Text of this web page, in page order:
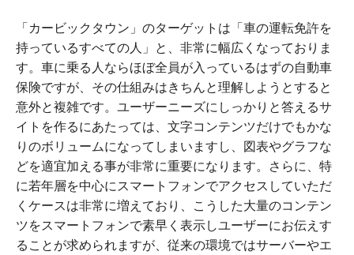
「カービックタウン」のターゲットは「車の運転免許を
持っているすべての人」と、非常に幅広くなっておりま
す。車に乗る人ならほぼ全員が入っているはずの自動車
保険ですが、その仕組みはきちんと理解しようとすると
意外と複雑です。ユーザーニーズにしっかりと答えるサ
イトを作るにあたっては、文字コンテンツだけでもかな
りのボリュームになってしまいますし、図表やグラフな
どを適宜加える事が非常に重要になります。さらに、特
に若年層を中心にスマートフォンでアクセスしていただ
くケースは非常に増えており、こうした大量のコンテン
ツをスマートフォンで素早く表示しユーザーにお伝えす
ることが求められますが、従来の環境ではサーバーやエ